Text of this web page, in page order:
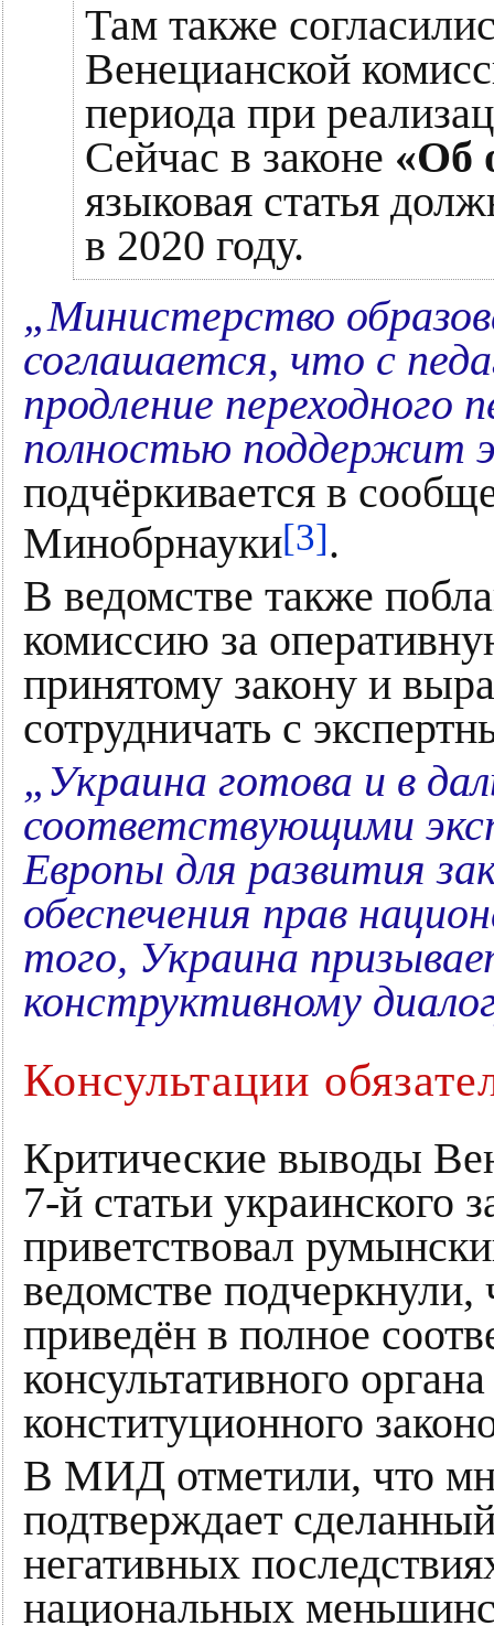
Там также
Венецианской
периода при
Сейчас в законе «Об
языковая статья
в 2020 году.
„Министерство
соглашается, что с
продление переходного
полностью поддержит
подчёркивается в
Минобрнауки[3].
В ведомстве также
комиссию за
принятому закону и
сотрудничать с
„Украина готова и в
соответствующими
Европы для развития
обеспечения прав
того, Украина
конструктивному
Консультации
Критические выводы
7-й статьи украинского
приветствовал
ведомстве
приведён в полное
консультативного
конституционного
В МИД отметили, что
подтверждает
негативных
национальных